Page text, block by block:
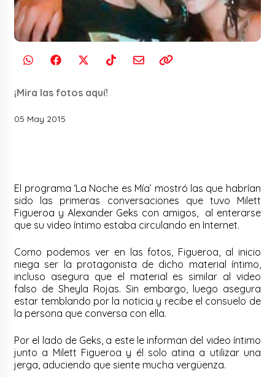
¡Mira las fotos aquí!
05 May 2015
El programa ‘La Noche es Mía’ mostró las que habrían
sido las primeras conversaciones que tuvo Milett
Figueroa y Alexander Geks con amigos, al enterarse
que su video íntimo estaba circulando en Internet.
Como podemos ver en las fotos, Figueroa, al inicio
niega ser la protagonista de dicho material íntimo,
incluso asegura que el material es similar al video
falso de Sheyla Rojas. Sin embargo, luego asegura
estar temblando por la noticia y recibe el consuelo de
la persona que conversa con ella.
Por el lado de Geks, a este le informan del video íntimo
junto a Milett Figueroa y él solo atina a utilizar una
jerga, aduciendo que siente mucha vergüenza.